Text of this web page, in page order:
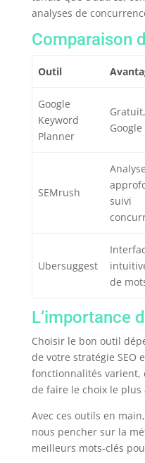
analyses de
Comparaison
Outil
Google
Keyword
Planner
Google
SEMrush
suivi
Ubersuggest
de
L’importance
Choisir le bon outil
de votre stratégie SEO
fonctionnalités varient,
de faire le choix le plus
Avec ces outils en
nous pencher sur la
meilleurs mots-clés